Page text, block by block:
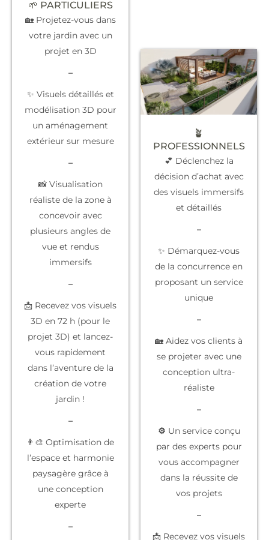
🌱 PARTICULIERS
🏡 Projetez-vous dans
votre jardin avec un
projet en 3D
–
✨ Visuels détaillés et
modélisation 3D pour
un aménagement
extérieur sur mesure
–
📸 Visualisation
réaliste de la zone à
concevoir avec
plusieurs angles de
vue et rendus
immersifs
–
📩 Recevez vos visuels
3D en 72 h (pour le
projet 3D) et lancez-
vous rapidement
dans l’aventure de la
création de votre
jardin !
–
👨‍🎨 Optimisation de
l’espace et harmonie
paysagère grâce à
une conception
experte
–
🪴
PROFESSIONNELS
💕 Déclenchez la
décision d’achat avec
des visuels immersifs
et détaillés
–
✨ Démarquez-vous
de la concurrence en
proposant un service
unique
–
🏡 Aidez vos clients à
se projeter avec une
conception ultra-
réaliste
–
⚙️ Un service conçu
par des expertspour
vous accompagner
dans la réussite de
vos projets
–
📩 Recevez vos visuels